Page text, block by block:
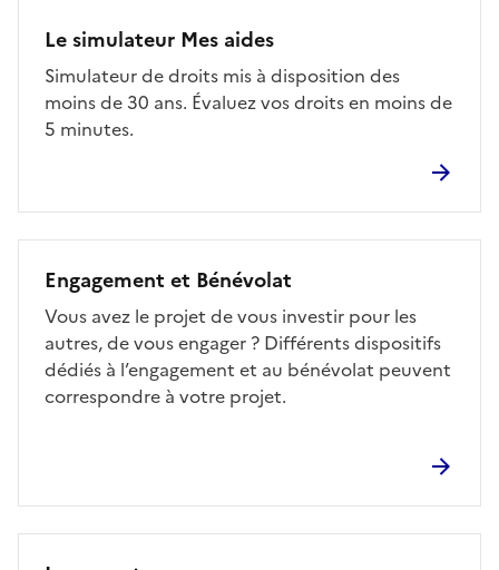
Le simulateur Mes aides
Simulateur de droits mis à disposition des
moins de 30 ans. Évaluez vos droits en moins de
5 minutes.
Engagement et Bénévolat
Vous avez le projet de vous investir pour les
autres, de vous engager ? Différents dispositifs
dédiés à l’engagement et au bénévolat peuvent
correspondre à votre projet.